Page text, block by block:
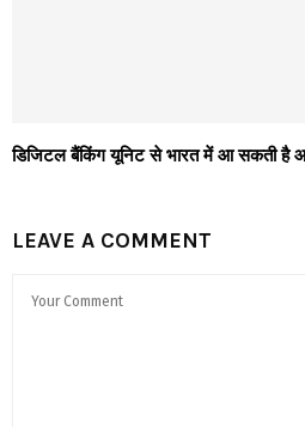
डिजिटल बैंकिंग यूनिट से भारत में आ सकती है
LEAVE A COMMENT